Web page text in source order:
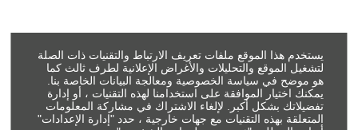
يستخدم هذا الموقع ملفات تعريف الارتباط والتقنيات ذات الصلة
لتشغيل الموقع والتحليلات والأغراض الإعلانية لطرف ثالث كما
هو موضح في سياسة الخصوصية ومعالجة البيانات الخاصة بنا.
يمكنك اختيار الموافقة على استخدامنا لهذه التقنيات ، أو إدارة
تفضيلاتك بشكل أكبر. لإلغاء الاشتراك في مشاركة المعلومات
المتعلقة بهذه التقنيات مع جهات خارجية ، حدد "إدارة الإعدادات"
اغمر نفسك في عالمنا، قم بزيارة قنواتنا الاجتماعية